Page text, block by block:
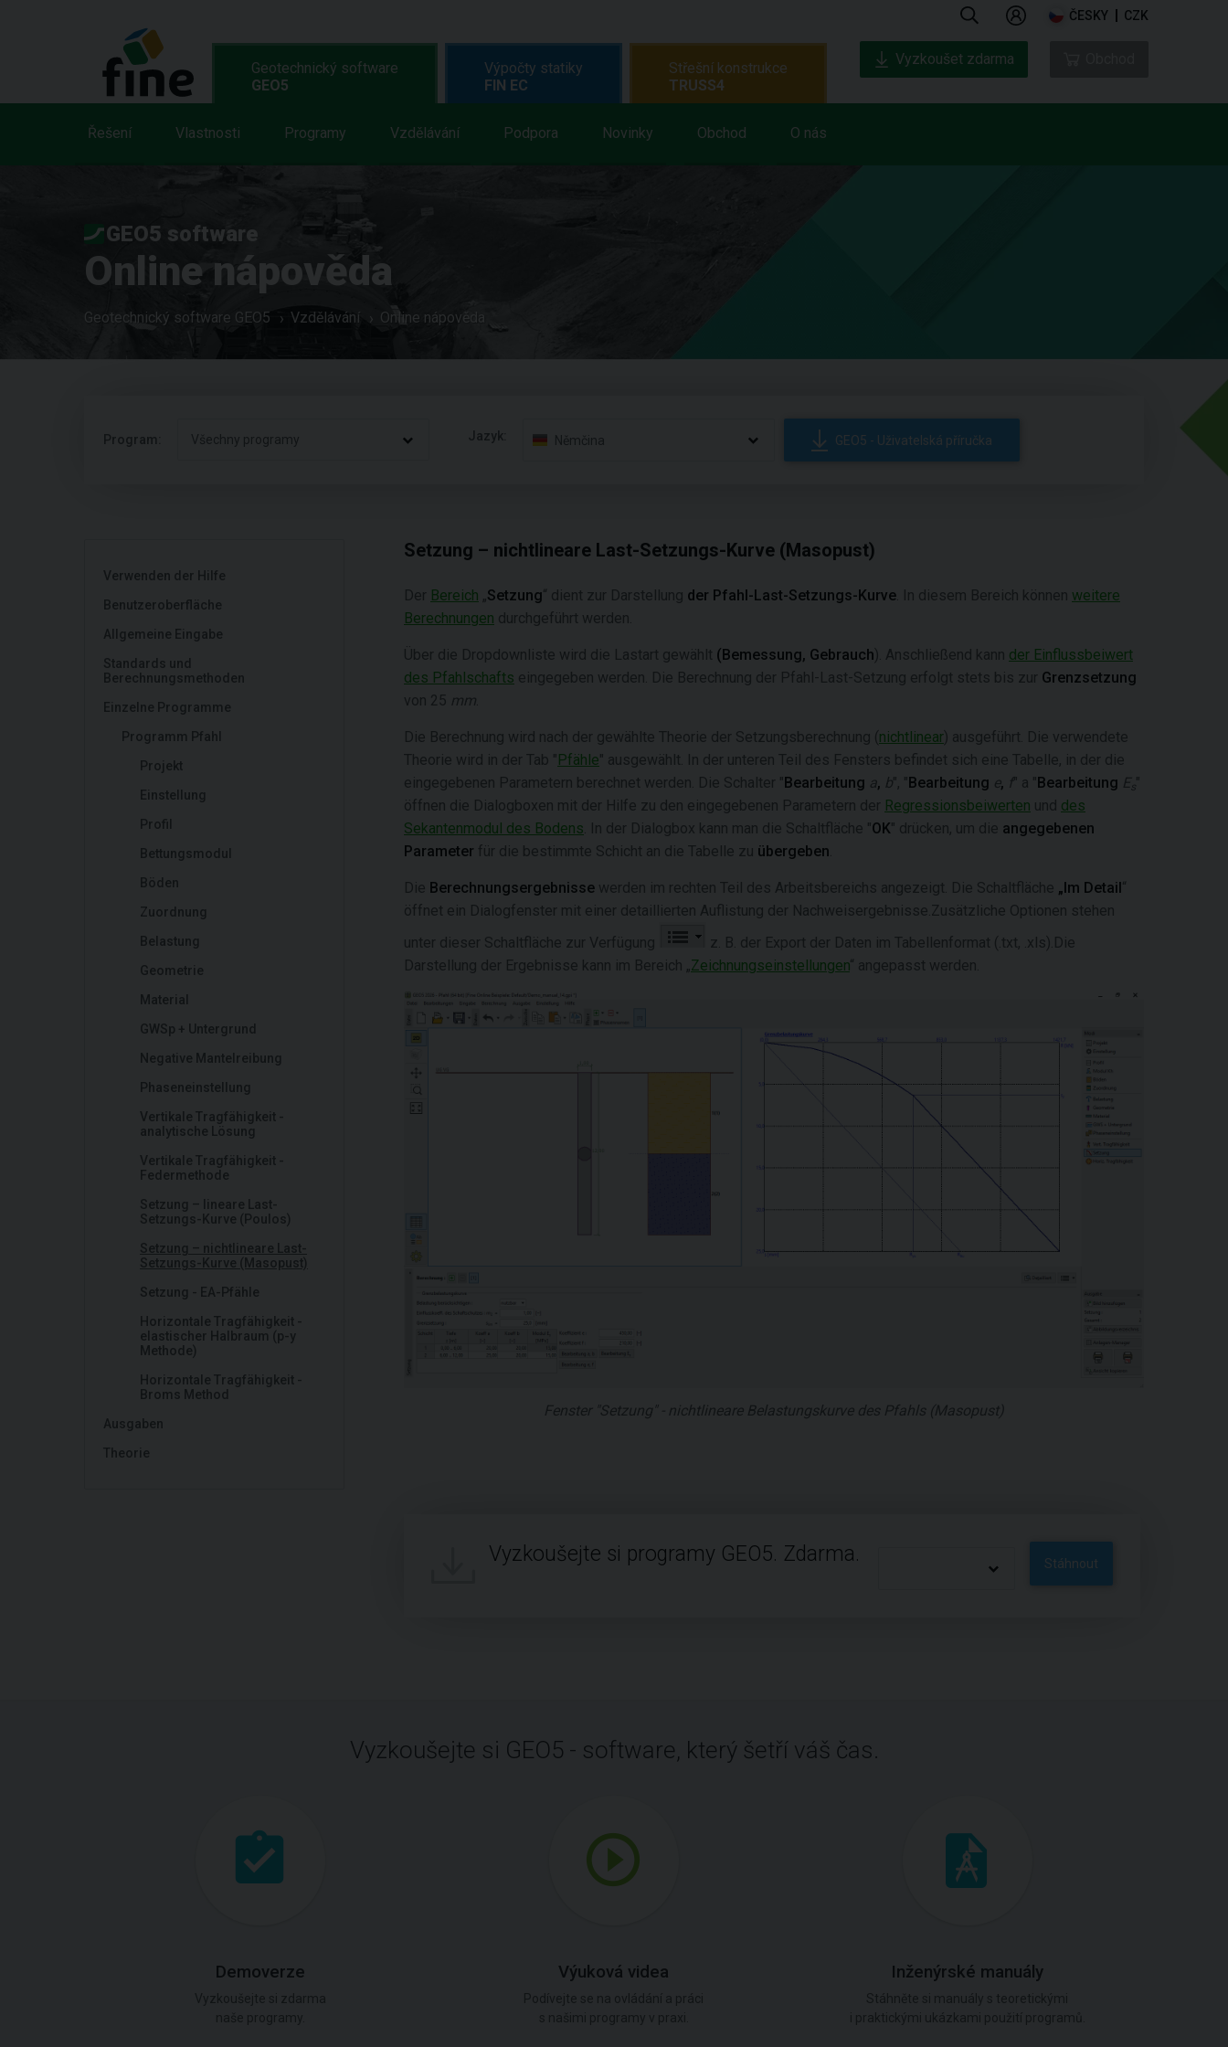
ČESKY CZK
Geotechnický software
GEO5
Řešení Vlastnosti Programy Vzdělávání Podpora Novinky Obchod O nás
Výpočty statiky
FIN EC
Střešní konstrukce
TRUSS4
Vyzkoušet zdarma
GEO5 software
Online nápověda
Geotechnický software GEO5 Vzdělávání Online nápověda
Program: Všechny programy Jazyk: Němčina GEO5 - Uživatelská příručka
Verwenden der Hilfe
Benutzeroberfläche
Allgemeine Eingabe
Standards und
Berechnungsmethoden
Einzelne Programme
Programm Pfahl
Projekt
Einstellung
Profil
Bettungsmodul
Böden
Zuordnung
Belastung
Geometrie
Material
GWSp + Untergrund
Negative Mantelreibung
Phaseneinstellung
Vertikale Tragfähigkeit -
analytische Lösung
Vertikale Tragfähigkeit -
Federmethode
Setzung – lineare Last-
Setzungs-Kurve (Poulos)
Setzung – nichtlineare Last-
Setzungs-Kurve (Masopust)
Setzung - EA-Pfähle
Horizontale Tragfähigkeit -
elastischer Halbraum (p-y
Methode)
Horizontale Tragfähigkeit -
Broms Method
Ausgaben
Theorie
Setzung – nichtlineare Last-Setzungs-Kurve (Masopust)
Der Bereich „Setzung“ dient zur Darstellung der Pfahl-Last-Setzungs-Kurve . In diesem Bereich können weitere
Berechnungen durchgeführt werden.
Über die Dropdownliste wird die Lastart gewählt (Bemessung, Gebrauch). Anschließend kann der Einflussbeiwert
des Pfahlschafts eingegeben werden. Die Berechnung der Pfahl-Last-Setzung erfolgt stets bis zur Grenzsetzung
von 25 mm
Die Berechnung wird nach der gewählte Theorie der Setzungsberechnung ( nichtlinear) ausgeführt. Die verwendete
Theorie wird in der Tab "Pfähle" ausgewählt. In der unteren Teil des Fensters befindet sich eine Tabelle, in der die
eingegebenen Parametern berechnet werden. Die Schalter "Bearbeitung a, b", "Bearbeitung e, f" a "Bearbeitung E s"
öffnen die Dialogboxen mit der Hilfe zu den eingegebenen Parametern der Regressionsbeiwerten und des
Sekantenmodul des Bodens . In der Dialogbox kann man die Schaltfläche "OK" drücken, um die angegebenen
Parameter für die bestimmte Schicht an die Tabelle zu übergeben
Die Berechnungsergebnisse werden im rechten Teil des Arbeitsbereichs angezeigt. Die Schaltfläche „Im Detail“
öffnet ein Dialogfenster mit einer detaillierten Auflistung der Nachweisergebnisse.Zusätzliche Optionen stehen
unter dieser Schaltfläche zur Verfügung
z. B. der Export der Daten im Tabellenformat (.txt, .xls).Die
Darstellung der Ergebnisse kann im Bereich „Zeichnungseinstellungen“ angepasst werden.
Fenster "Setzung" - nichtlineare Belastungskurve des Pfahls (Masopust)
Vyzkoušejte si programy GEO5. Zdarma. Stáhnout
Vyzkoušejte si GEO5 - software, který šetří váš čas.
Demoverze Výuková videa Inženýrské manuály